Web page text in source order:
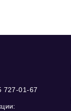
727-01-67